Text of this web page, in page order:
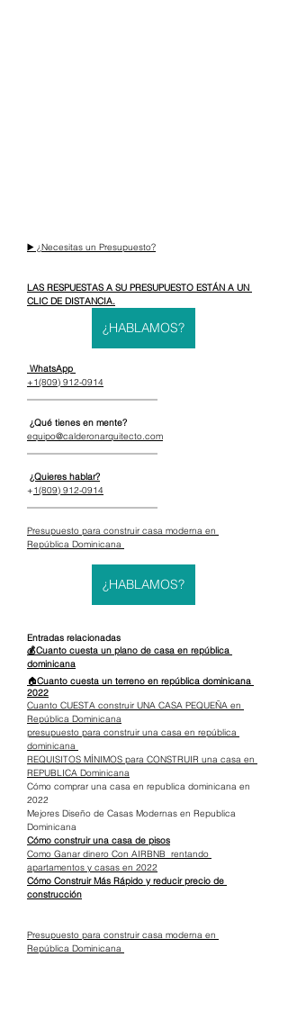
▶️ ¿Necesitas un Presupuesto?
LAS RESPUESTAS A SU PRESUPUESTO ESTÁN A UN
CLIC DE DISTANCIA.
¿HABLAMOS?
WhatsApp
+1(809) 912-0914
¿Qué tienes en mente?
equipo@calderonarquitecto.com
¿Quieres hablar?
+1(809) 912-0914
Presupuesto para construir casa moderna en
República Dominicana
¿HABLAMOS?
Entradas relacionadas
💰Cuanto cuesta un plano de casa en república
dominicana
🏠Cuanto cuesta un terreno en república dominicana
2022
Cuanto CUESTA construir UNA CASA PEQUEÑA en
República Dominicana
presupuesto para construir una casa en república
dominicana
REQUISITOS MÍNIMOS para CONSTRUIR una casa en
REPUBLICA Dominicana
Cómo comprar una casa en republica dominicana en
2022
Mejores Diseño de Casas Modernas en Republica
Dominicana
Cómo construir una casa de pisos
Como Ganar dinero Con AIRBNB  rentando
apartamentos y casas en 2022
Cómo Construir Más Rápido y reducir precio de
construcción
Presupuesto para construir casa moderna en
República Dominicana